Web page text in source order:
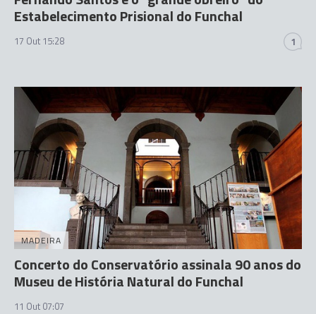
Estabelecimento Prisional do Funchal
17 Out 15:28 1
MADEIRA
Concerto do Conservatório assinala 90 anos do
Museu de História Natural do Funchal
11 Out 07:07